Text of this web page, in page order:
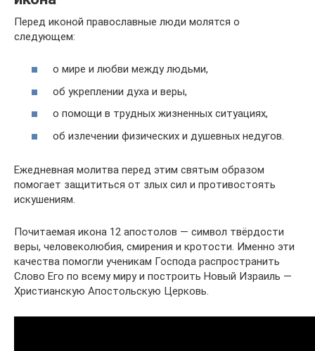
Перед иконой православные люди молятся о
следующем:
о мире и любви между людьми,
об укреплении духа и веры,
о помощи в трудных жизненных ситуациях,
об излечении физических и душевных недугов.
Ежедневная молитва перед этим святым образом
помогает защититься от злых сил и противостоять
искушениям.
Почитаемая икона 12 апостолов — символ твёрдости
веры, человеколюбия, смирения и кротости. Именно эти
качества помогли ученикам Господа распространить
Слово Его по всему миру и построить Новый Израиль —
Христианскую Апостольскую Церковь.